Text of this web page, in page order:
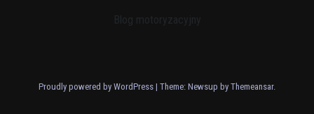
Blog motoryzacyjny
Proudly powered by WordPress | Theme: Newsup by Themeansar.